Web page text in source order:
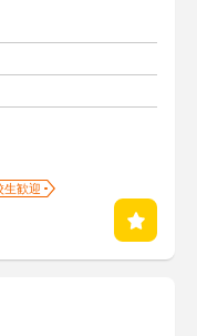
生歓迎